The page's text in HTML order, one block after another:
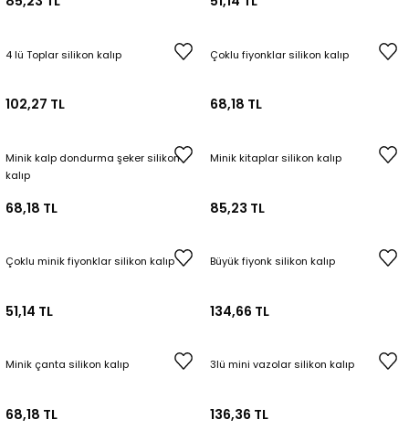
4 lü Toplar silikon kalıp
102,27 TL
Çoklu fiyonklar silikon kalıp
68,18 TL
Minik kalp dondurma şeker silikon
kalıp
68,18 TL
Minik kitaplar silikon kalıp
85,23 TL
Çoklu minik fiyonklar silikon kalıp
51,14 TL
Büyük fiyonk silikon kalıp
134,66 TL
Minik çanta silikon kalıp
68,18 TL
3lü mini vazolar silikon kalıp
136,36 TL